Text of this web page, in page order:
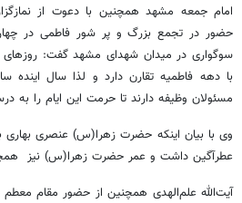
امام جمعه مشهد همچنین با دعوت از
حضور در تجمع بزرگ و پر شور فاطمی در
سوگواری در میدان شهدای مشهد گفت: روزهای
با دهه فاطمیه تقارن دارد و لذا سال
مسئولان وظیفه دارند تا حرمت این ایام را به
وی با بیان اینکه حضرت زهرا(س) عنصری بهاری
عطرآگین داشت و عمر حضرت زهرا(س) نیز
آیت‌الله علم‌الهدی همچنین از حضور مقام